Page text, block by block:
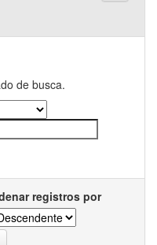
de busca.
registros por